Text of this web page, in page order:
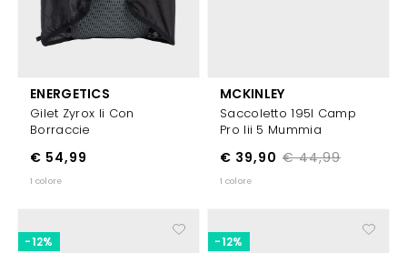
ENERGETICS
Gilet Zyrox Ii Con
Borraccie
€ 54,99
1 colore
MCKINLEY
Saccoletto 195l Camp
Pro Iii 5 Mummia
€ 44,99
€ 39,90
1 colore
-12% -12%